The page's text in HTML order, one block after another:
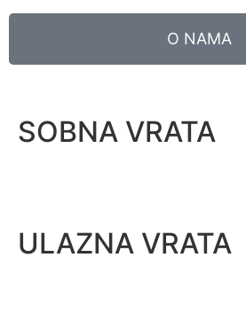
O NAMA
SOBNA VRATA
ULAZNA VRATA